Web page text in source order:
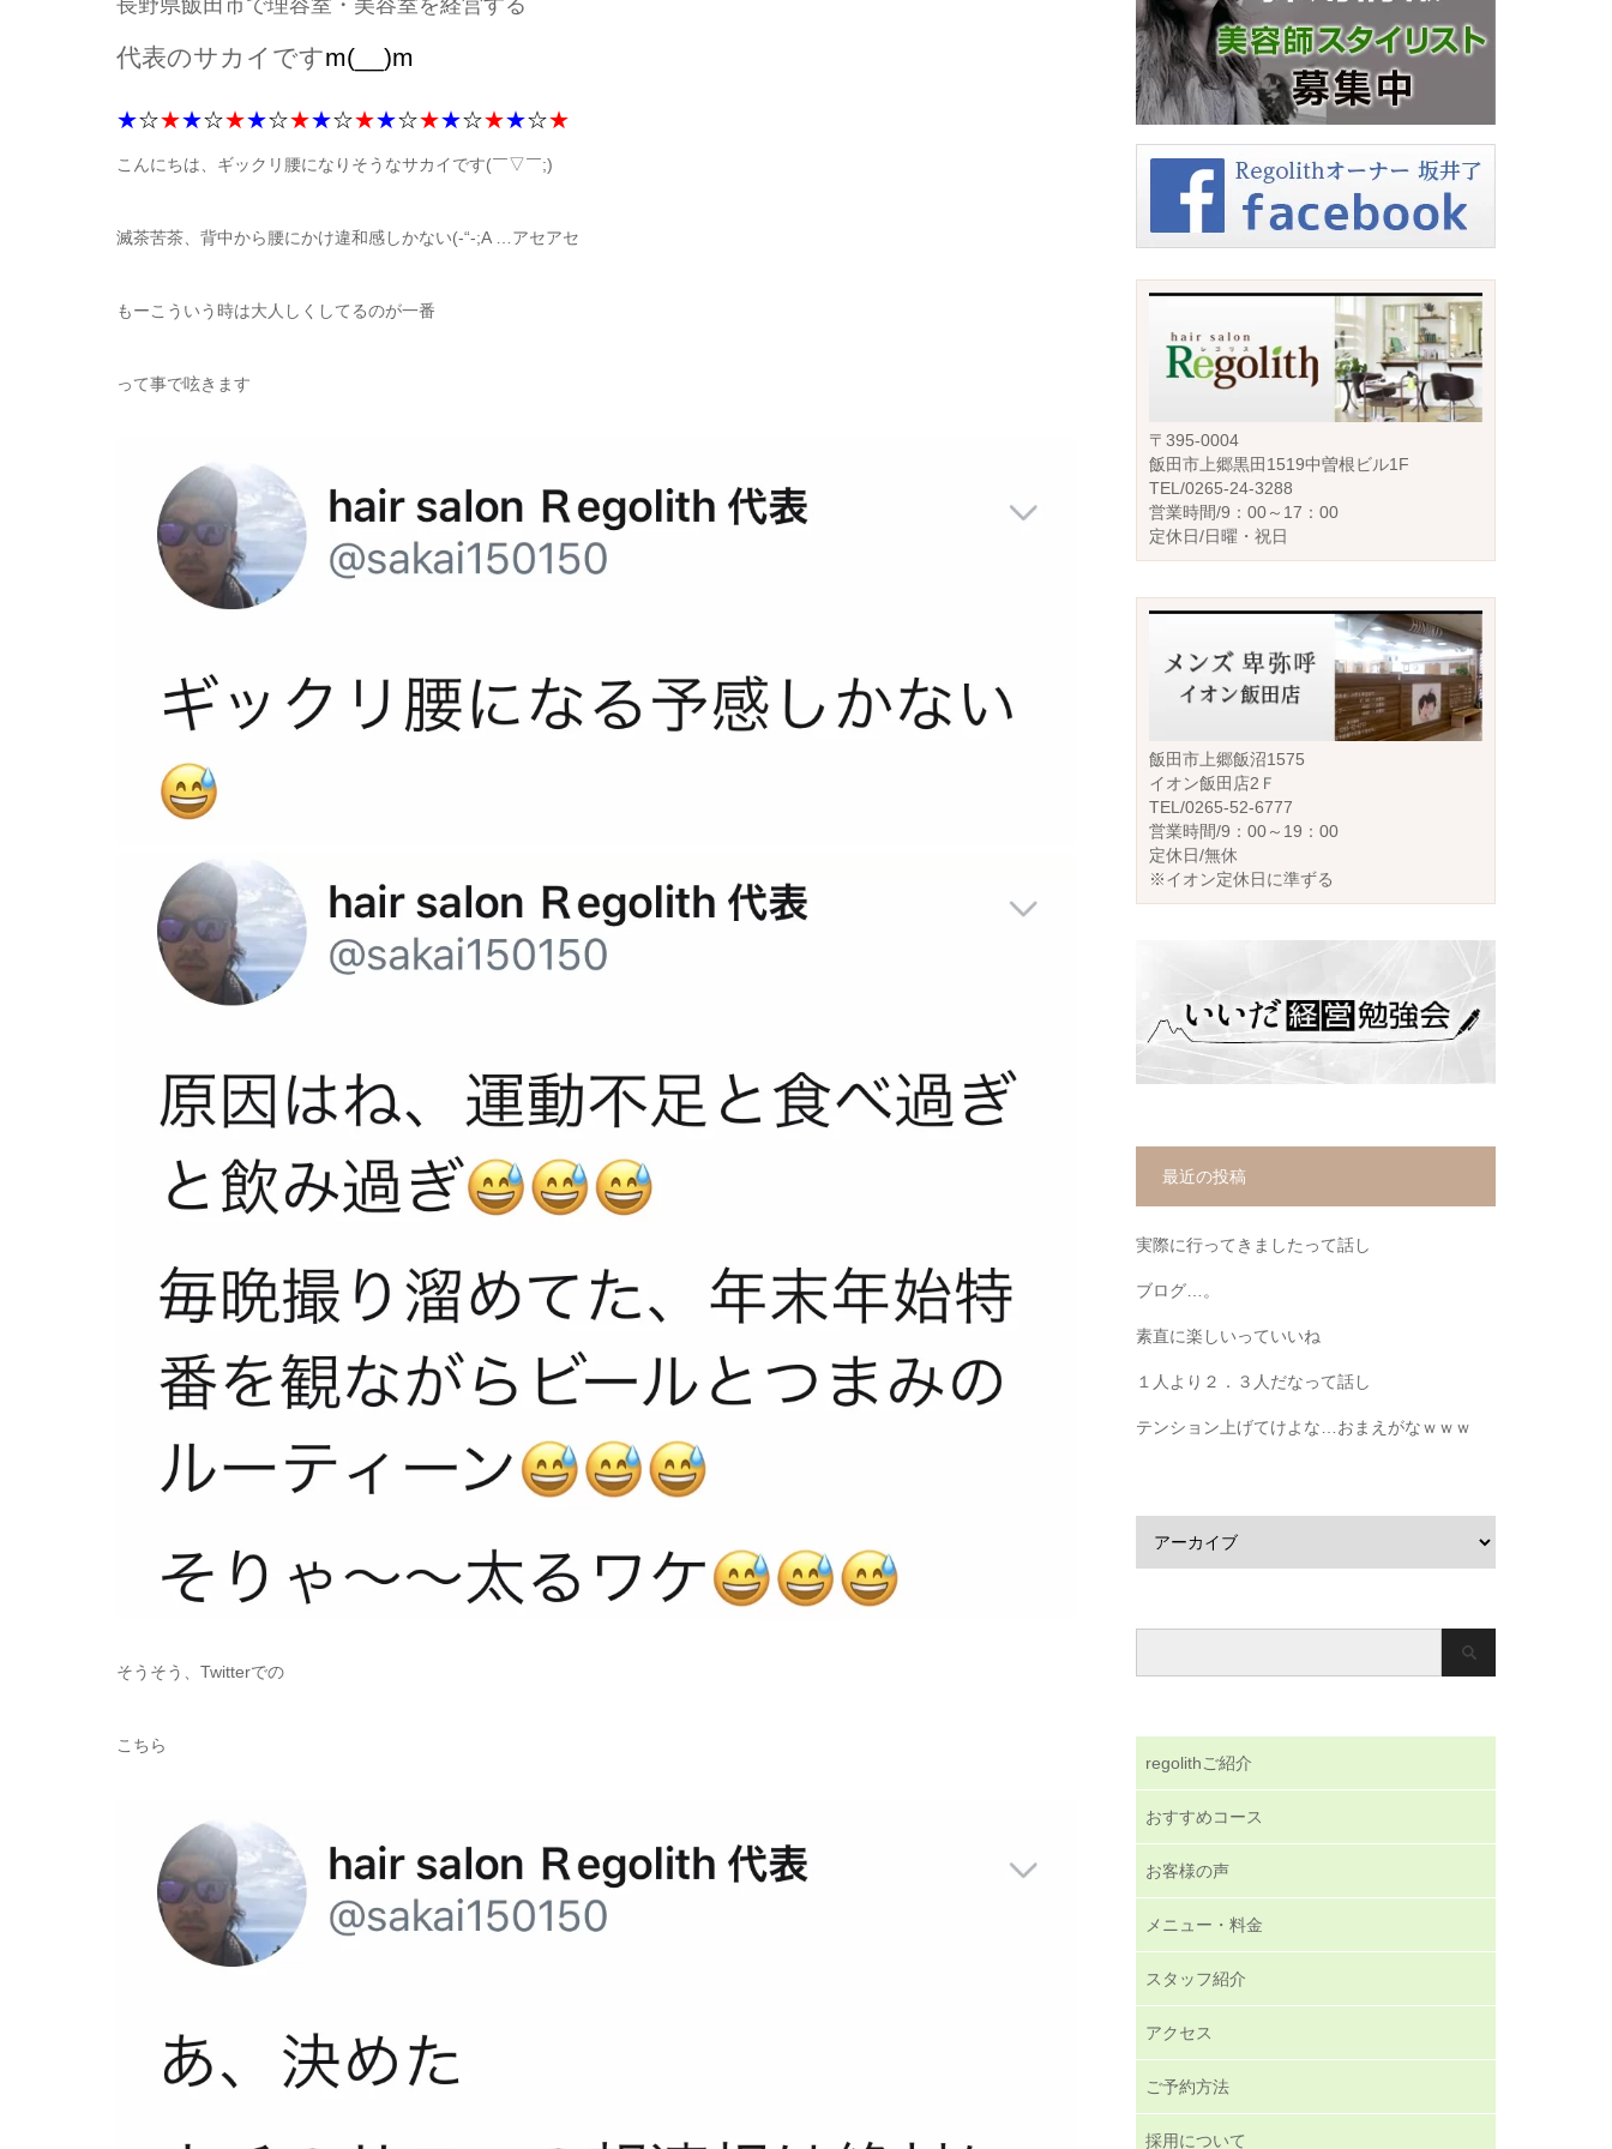
長野県飯田市で理容室・美容室を経営する
代表のサカイですm(__)m
★☆★★☆★★☆★★☆★★☆★★☆★★☆★
こんにちは、ギックリ腰になりそうなサカイです(￣▽￣;)
滅茶苦茶、背中から腰にかけ違和感しかない(-“-;A …アセアセ
もーこういう時は大人しくしてるのが一番
って事で呟きます
そうそう、Twitterでの
こちら
〒395-0004
飯田市上郷黒田1519中曽根ビル1F
TEL/0265-24-3288
営業時間/9：00～17：00
定休日/日曜・祝日
飯田市上郷飯沼1575
イオン飯田店2Ｆ
TEL/0265-52-6777
営業時間/9：00～19：00
定休日/無休
※イオン定休日に準ずる
最近の投稿
実際に行ってきましたって話し
ブログ…。
素直に楽しいっていいね
１人より２．３人だなって話し
テンション上げてけよな…おまえがなｗｗｗ
regolithご紹介
おすすめコース
お客様の声
メニュー・料金
スタッフ紹介
アクセス
ご予約方法
採用について